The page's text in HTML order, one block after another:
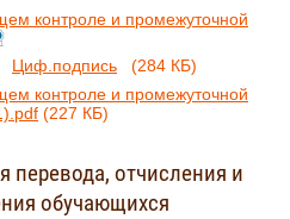
контроле и промежуточной
Циф.подпись
(284 КБ)
контроле и промежуточной
(227 КБ)
перевода, отчисления и
обучающихся